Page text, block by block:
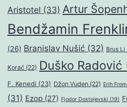
Aristotel (33) Artur
Bendžamin
(26) Branislav Nušić (32) Brus Li
Korać (22) Duško Radović
F. Kenedi (23) Džon Vuden (22) Erih From
(31) Ezop (27) Fjodor Dostojevski (19)